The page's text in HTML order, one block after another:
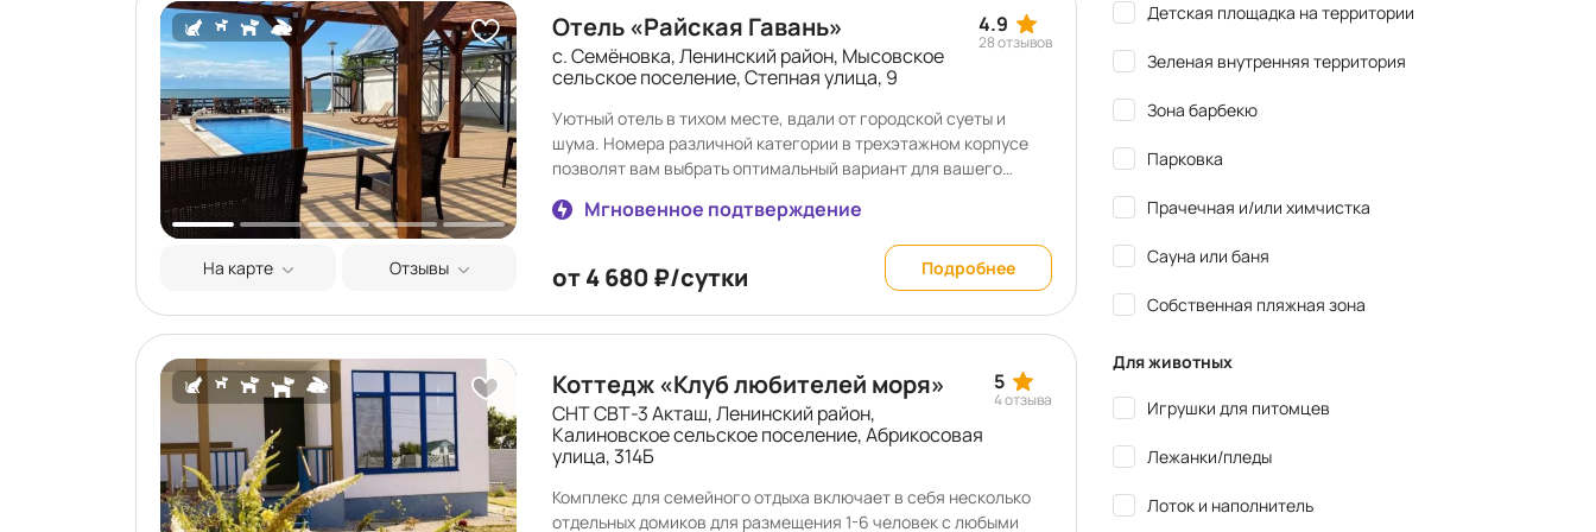
На карте Отзывы
Отель «Райская Гавань»
с. Семёновка, Ленинский район, Мысовское
сельское поселение, Степная улица, 9
4.9
28 отзывов
Уютный отель в тихом месте, вдали от городской суеты и
шума. Номера различной категории в трехэтажном корпусе
позволят вам выбрать оптимальный вариант для вашего
бассейнами, зоной для пикника и барбекю и спуском к
красивейшему внутреннему дворику, благоухающему
цветами и хвоей. Трехразовая шведская линия в качестве
дополнительной услуги по питанию. Детская анимация в
аквазоне, площадка для малышей в нашем парке. Бесплатное
курорта (СПА-зоны, бассейны, тренажерный зал). По-
домашнему приятный семейный отдых. Мы с удовольствием
работаем, чтобы вы с удовольствием отдыхали!
Мгновенное подтверждение
от 4 680 ₽/сутки Подробнее
Коттедж «Клуб любителей моря»
СНТ СВТ-3 Акташ, Ленинский район,
Калиновское сельское поселение, Абрикосовая
улица, 314Б
5
4 отзыва
Комплекс для семейного отдыха включает в себя несколько
отдельных домиков для размещения 1-6 человек с любыми
Детская площадка на территории
Зеленая внутренняя территория
Зона барбекю
Парковка
Прачечная и/или химчистка
Сауна или баня
Собственная пляжная зона
Для животных
Игрушки для питомцев
Лежанки/пледы
Лоток и наполнитель